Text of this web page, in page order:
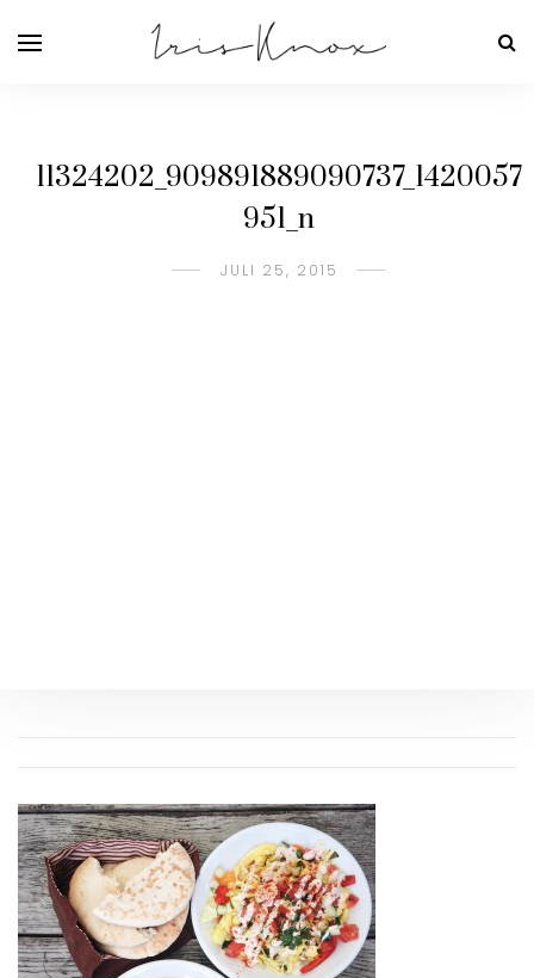
11324202_909891889090737_1420057
951_n
JULI 25, 2015